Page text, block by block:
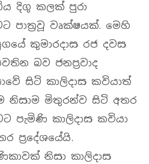
දිගු කලක් පුරා
පාත්‍රවූ වෘක්ෂයක්. මෙහි
කුමාරදාස රජ දවස
බව ජනප්‍රවාද
සිටි කාලිදාස කවියාත්
නිසාම මිතුරන්ව සිටි අතර
පැමිණි කාලිදාස කවියා
ප්‍රදේශයේයි.
නිසා කාලිදාස